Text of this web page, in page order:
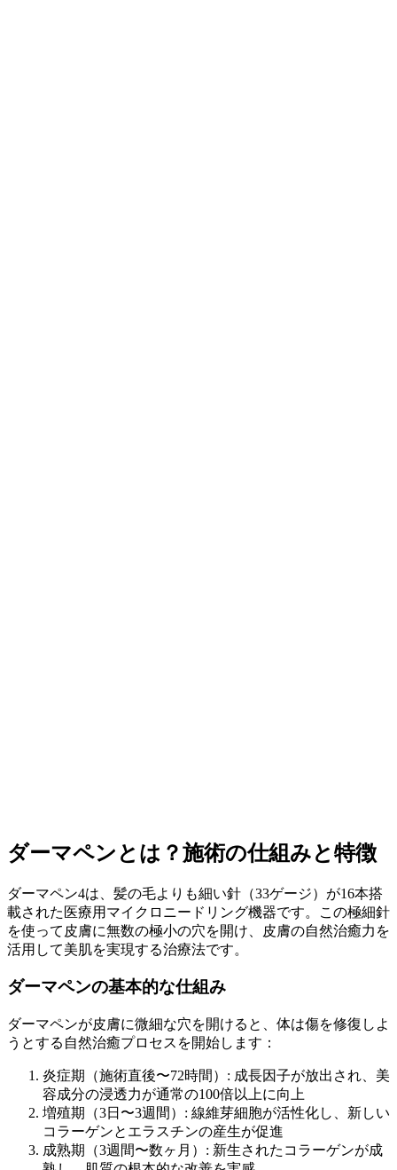
ダーマペンとは？施術の仕組みと特徴
ダーマペン4は、髪の毛よりも細い針（33ゲージ）が16本搭
載された医療用マイクロニードリング機器です。この極細針
を使って皮膚に無数の極小の穴を開け、皮膚の自然治癒力を
活用して美肌を実現する治療法です。
ダーマペンの基本的な仕組み
ダーマペンが皮膚に微細な穴を開けると、体は傷を修復しよ
うとする自然治癒プロセスを開始します：
炎症期（施術直後〜72時間）: 成長因子が放出され、美
容成分の浸透力が通常の100倍以上に向上
増殖期（3日〜3週間）: 線維芽細胞が活性化し、新しい
コラーゲンとエラスチンの産生が促進
成熟期（3週間〜数ヶ月）: 新生されたコラーゲンが成